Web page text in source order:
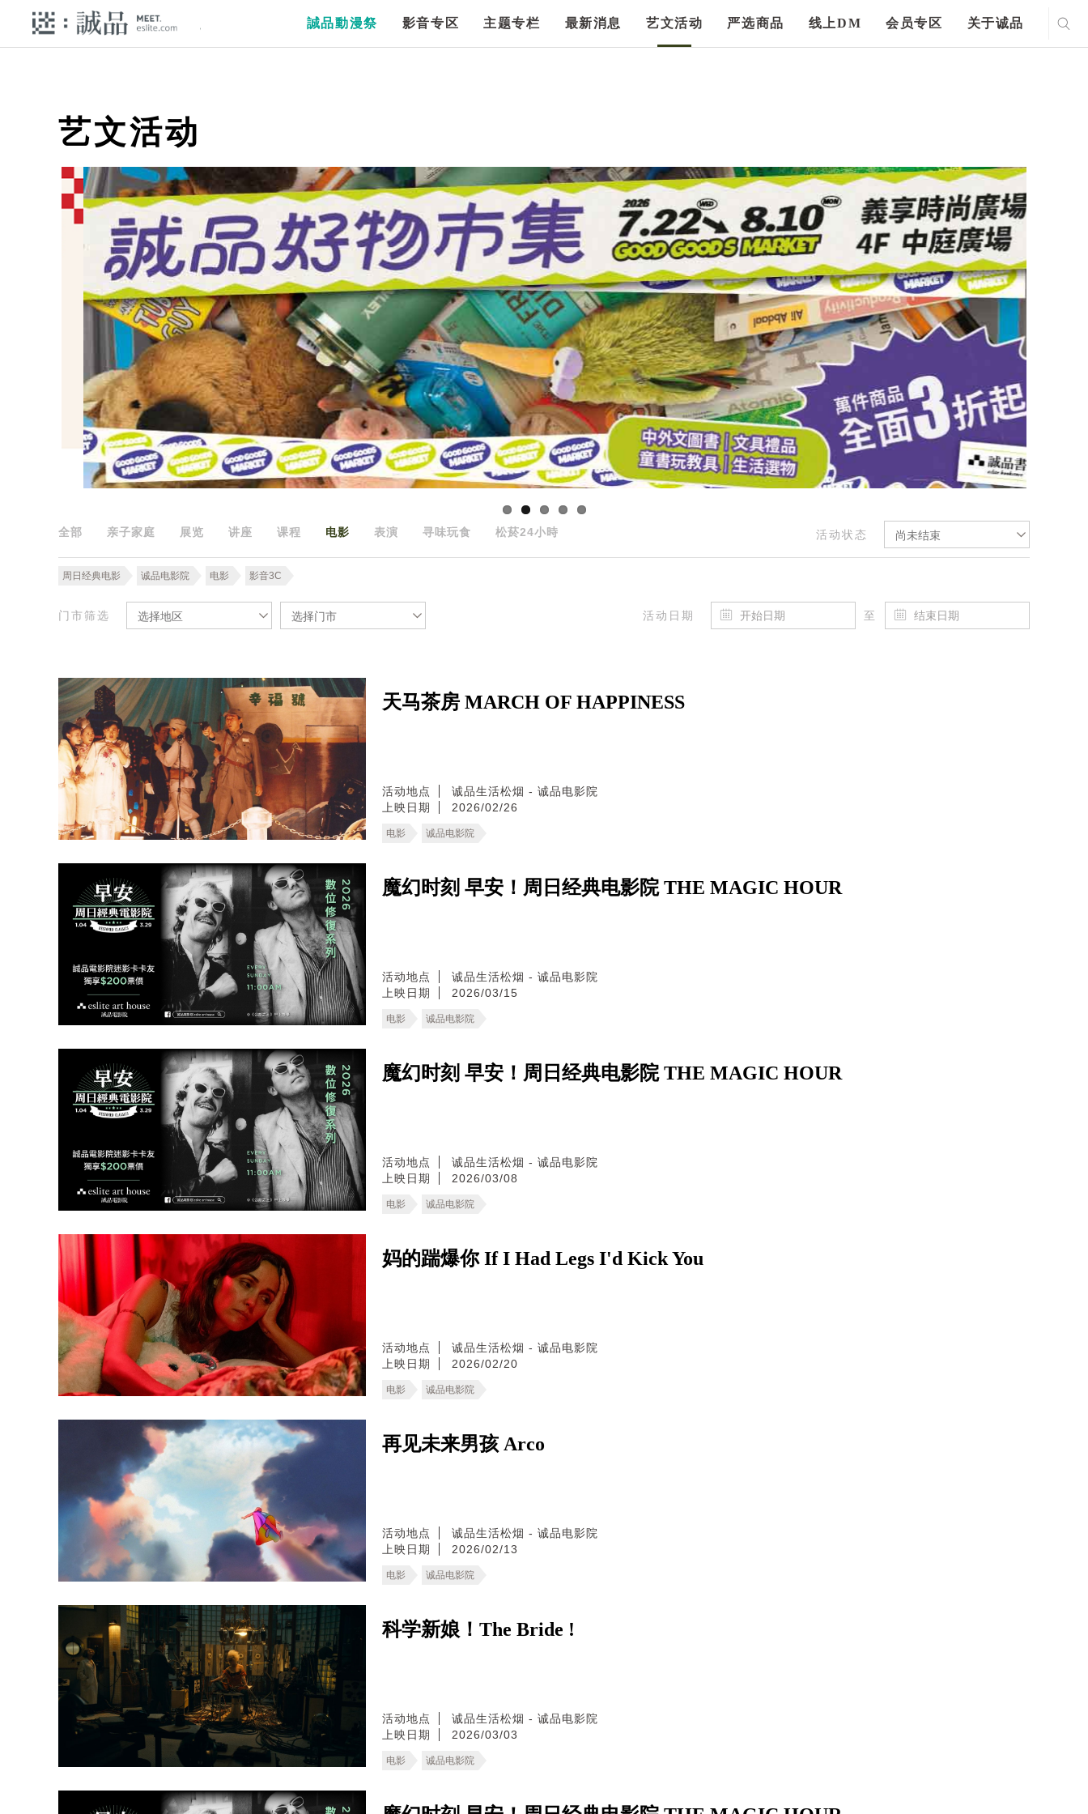
誠品動漫祭 影音专区 主题专栏 最新消息 艺文活动 严选商品 线上DM 会员专区 关于诚品
艺文活动
活动状态 尚未结束
全部 亲子家庭 展览 讲座 课程 电影 表演 寻味玩食 松菸24小時
周日经典电影 诚品电影院 电影 影音3C
门市筛选 选择地区 选择门市 活动日期 至
天马茶房 MARCH OF HAPPINESS
活动地点
诚品生活松烟 - 诚品电影院
上映日期
2026/02/26
电影 诚品电影院
魔幻时刻 早安！周日经典电影院 THE MAGIC HOUR
活动地点
诚品生活松烟 - 诚品电影院
上映日期
2026/03/15
电影 诚品电影院
魔幻时刻 早安！周日经典电影院 THE MAGIC HOUR
活动地点
诚品生活松烟 - 诚品电影院
上映日期
2026/03/08
电影 诚品电影院
妈的踹爆你 If I Had Legs I'd Kick You
活动地点
诚品生活松烟 - 诚品电影院
上映日期
2026/02/20
电影 诚品电影院
再见未来男孩 Arco
活动地点
诚品生活松烟 - 诚品电影院
上映日期
2026/02/13
电影 诚品电影院
科学新娘！The Bride !
活动地点
诚品生活松烟 - 诚品电影院
上映日期
2026/03/03
电影 诚品电影院